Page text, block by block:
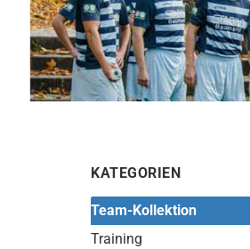
KATEGORIEN
Team-Kollektion
Training